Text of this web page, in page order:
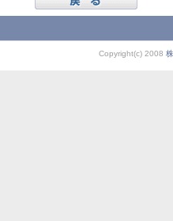
Copyright(c) 2008